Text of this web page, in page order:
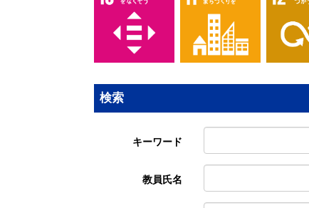
検索
キーワード
教員氏名